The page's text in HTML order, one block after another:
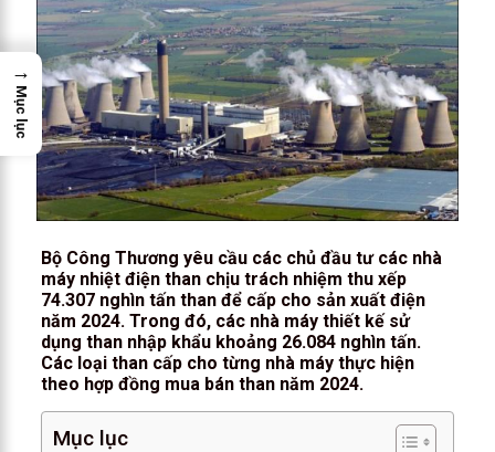
Bộ Công Thương yêu cầu các chủ đầu tư các nhà
máy nhiệt điện than chịu trách nhiệm thu xếp
74.307 nghìn tấn than để cấp cho sản xuất điện
năm 2024. Trong đó, các nhà máy thiết kế sử
dụng than nhập khẩu khoảng 26.084 nghìn tấn.
Các loại than cấp cho từng nhà máy thực hiện
theo hợp đồng mua bán than năm 2024.
Mục lục
→
Mục lục